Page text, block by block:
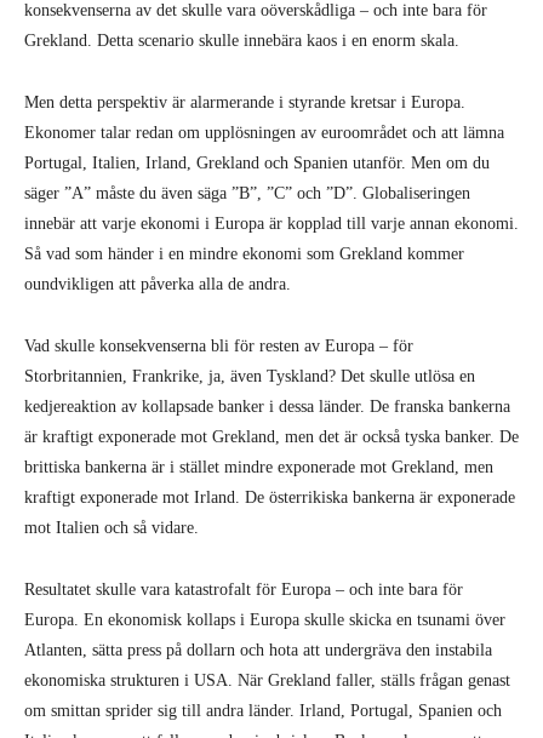
konsekvenserna av det skulle vara oöverskådliga – och inte bara för
Grekland. Detta scenario skulle innebära kaos i en enorm skala.
Men detta perspektiv är alarmerande i styrande kretsar i Europa.
Ekonomer talar redan om upplösningen av euroområdet och att lämna
Portugal, Italien, Irland, Grekland och Spanien utanför. Men om du
säger ”A” måste du även säga ”B”, ”C” och ”D”. Globaliseringen
innebär att varje ekonomi i Europa är kopplad till varje annan ekonomi.
Så vad som händer i en mindre ekonomi som Grekland kommer
oundvikligen att påverka alla de andra.
Vad skulle konsekvenserna bli för resten av Europa – för
Storbritannien, Frankrike, ja, även Tyskland? Det skulle utlösa en
kedjereaktion av kollapsade banker i dessa länder. De franska bankerna
är kraftigt exponerade mot Grekland, men det är också tyska banker. De
brittiska bankerna är i stället mindre exponerade mot Grekland, men
kraftigt exponerade mot Irland. De österrikiska bankerna är exponerade
mot Italien och så vidare.
Resultatet skulle vara katastrofalt för Europa – och inte bara för
Europa. En ekonomisk kollaps i Europa skulle skicka en tsunami över
Atlanten, sätta press på dollarn och hota att undergräva den instabila
ekonomiska strukturen i USA. När Grekland faller, ställs frågan genast
om smittan sprider sig till andra länder. Irland, Portugal, Spanien och